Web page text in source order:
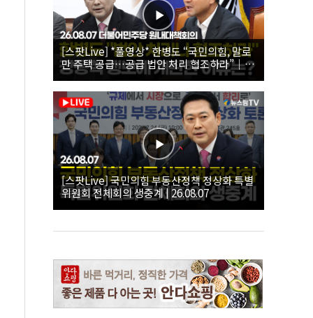
[스팟Live] *풀영상* 한병도 “국민의힘, 말로
만 주택 공급…공급 법안 처리 협조하라”｜
26.08.07 더불어민주당 원내대책회의
[스팟Live] 국민의힘 부동산정책 정상화 특별
위원회 전체회의 생중계 | 26.08.07